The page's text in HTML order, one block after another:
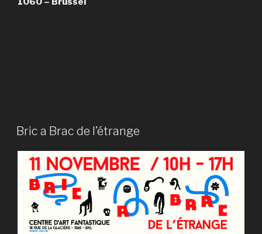
PUBLIÉ
LE
Bric a Brac de l’étrange